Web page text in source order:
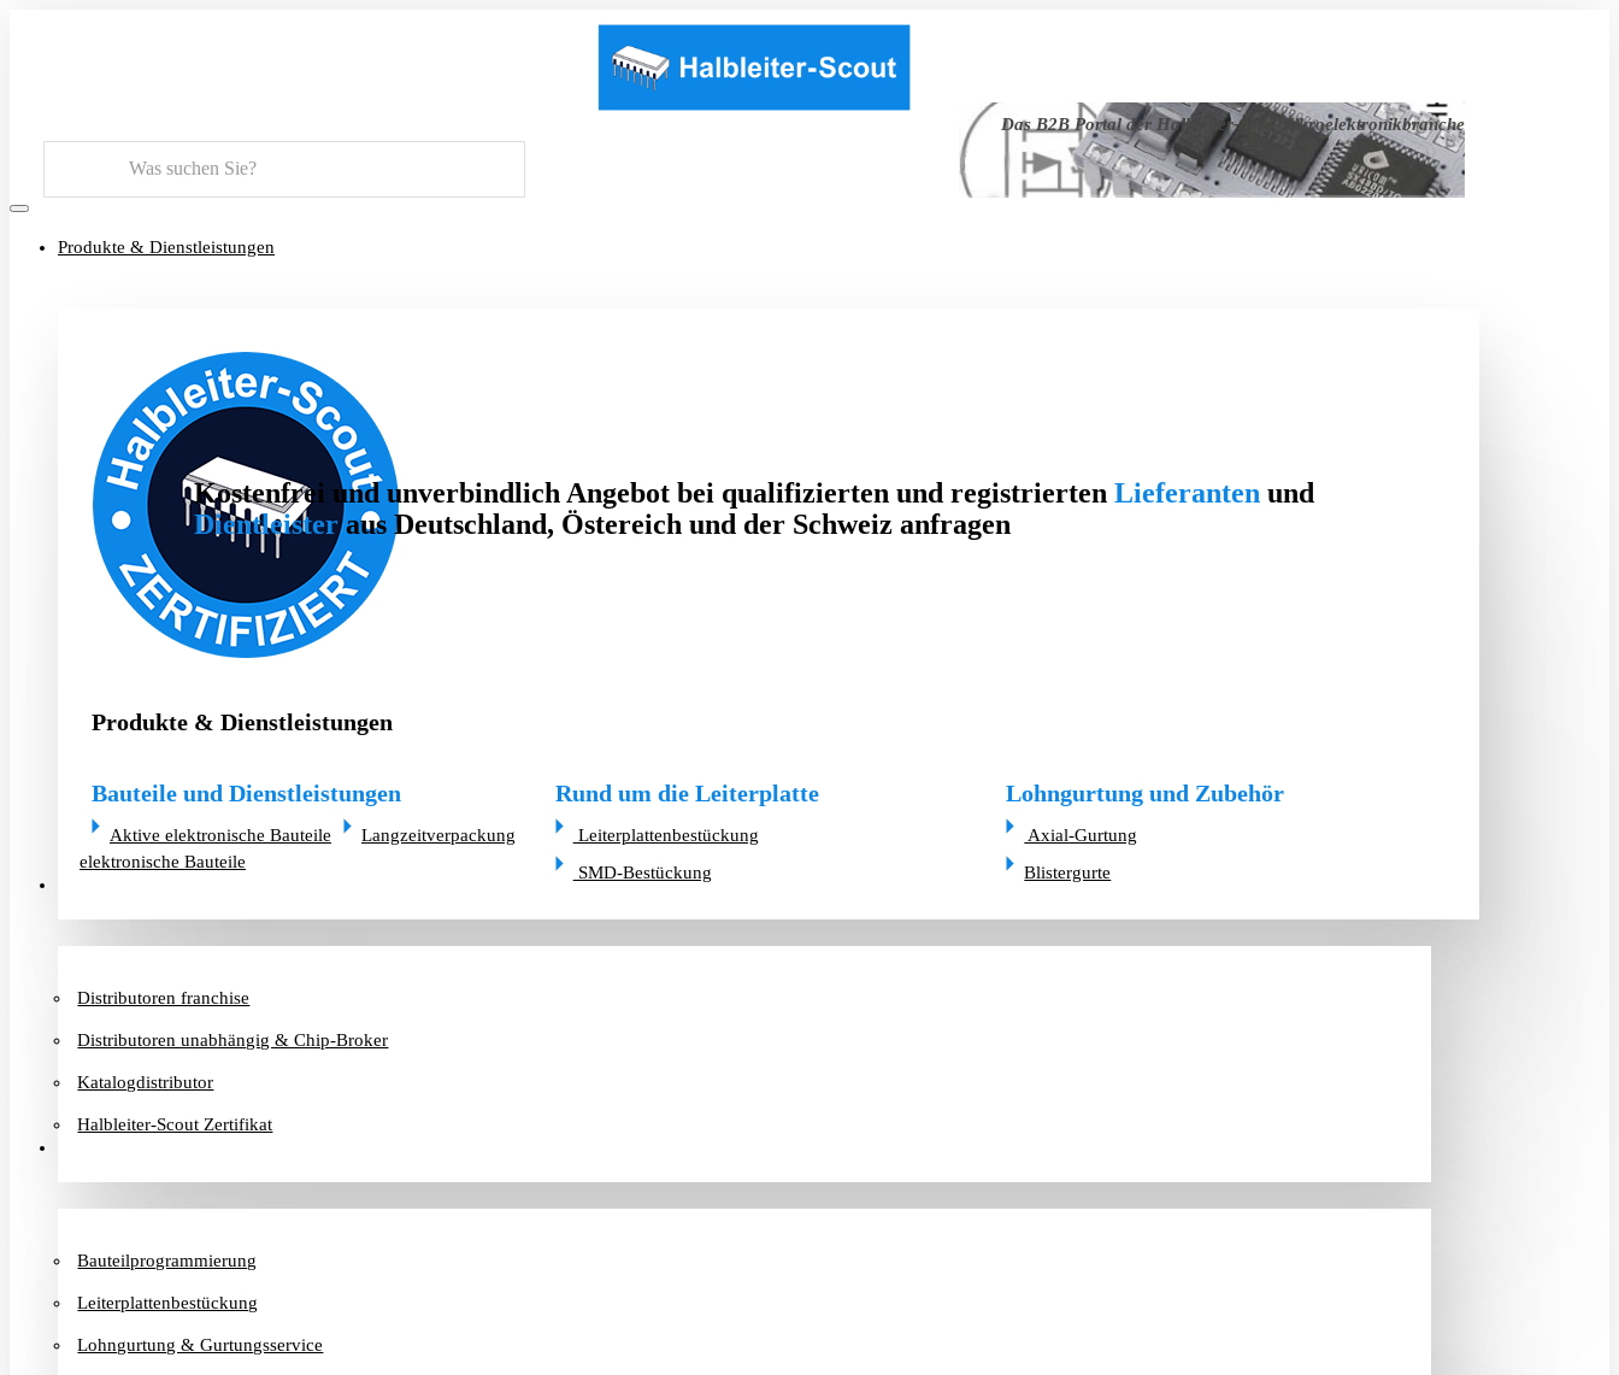
Das B2B Portal der Halbleiter- und Mikroelektronikbranche
Produkte & Dienstleistungen
Kostenfrei und unverbindlich Angebot bei qualifizierten und registrierten Lieferanten und
Dientleisteraus Deutschland, Östereich und der Schweiz anfragen
Produkte & Dienstleistungen
Bauteile und Dienstleistungen
Aktive elektronische Bauteile
Langzeitverpackung
elektronische Bauteile
Rund um die Leiterplatte
Leiterplattenbestückung
SMD-Bestückung
Lohngurtung und Zubehör
Axial-Gurtung
Blistergurte
Distributoren franchise
Distributoren unabhängig & Chip-Broker
Katalogdistributor
Halbleiter-Scout Zertifikat
Bauteilprogrammierung
Leiterplattenbestückung
Lohngurtung & Gurtungsservice